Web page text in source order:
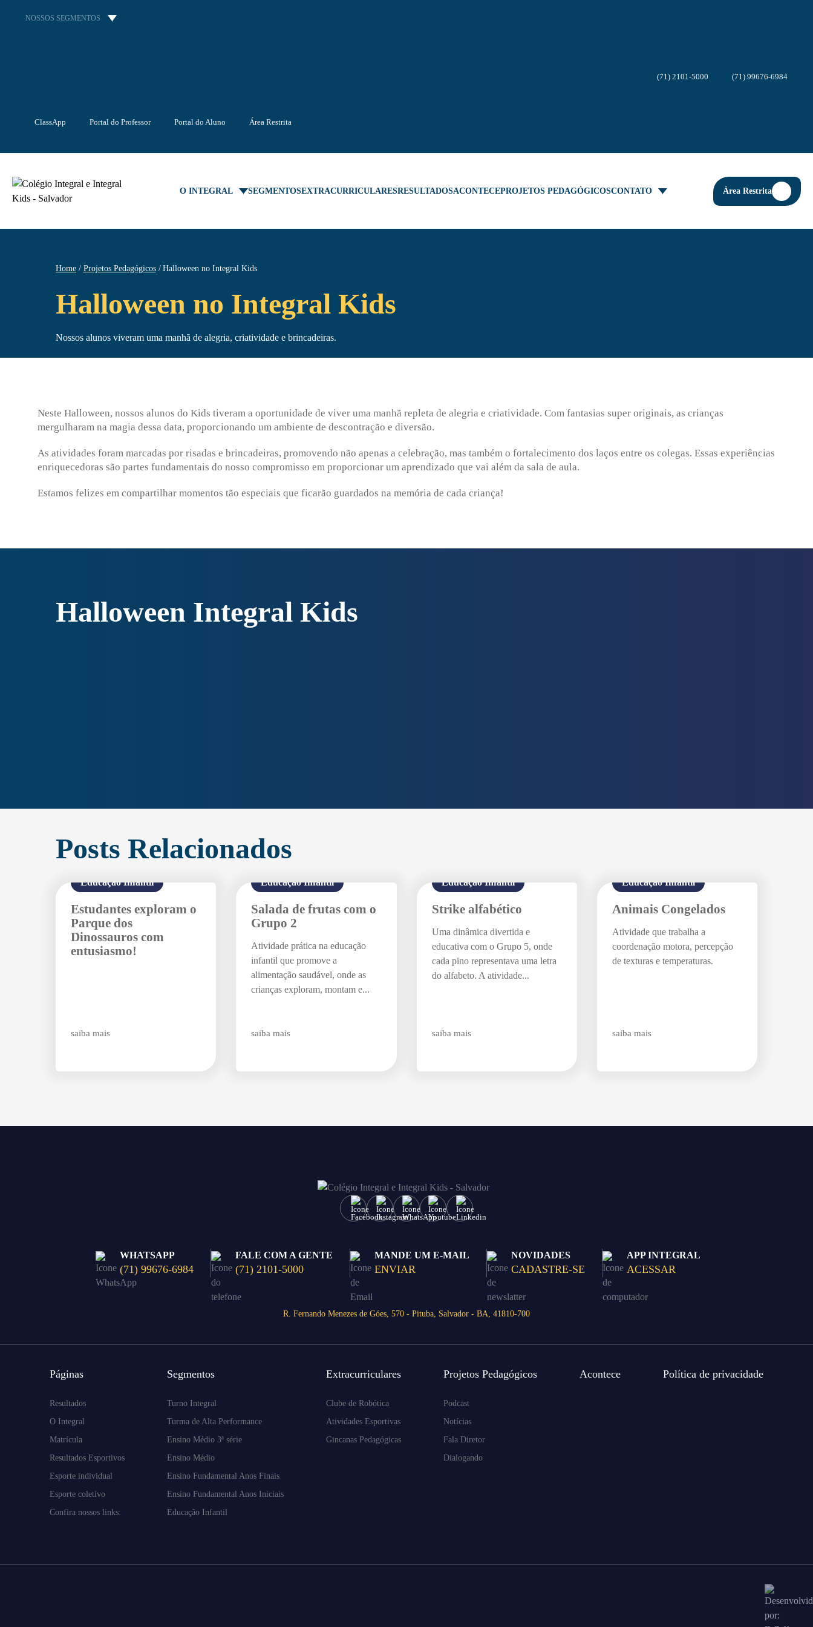
NOSSOS SEGMENTOS
ClassApp Portal do Professor Portal do Aluno Área Restrita
(71) 2101-5000 (71) 99676-6984
O INTEGRAL SEGMENTOSEXTRACURRICULARESRESULTADOSACONTECEPROJETOS PEDAGÓGICOSCONTATO Área Restrita
Home Projetos Pedagógicos Halloween no Integral Kids
Halloween no Integral Kids
Nossos alunos viveram uma manhã de alegria, criatividade e brincadeiras.
Neste Halloween, nossos alunos do Kids tiveram a oportunidade de viver uma manhã repleta de alegria e criatividade. Com fantasias super originais, as crianças
mergulharam na magia dessa data, proporcionando um ambiente de descontração e diversão.
As atividades foram marcadas por risadas e brincadeiras, promovendo não apenas a celebração, mas também o fortalecimento dos laços entre os colegas. Essas experiências
enriquecedoras são partes fundamentais do nosso compromisso em proporcionar um aprendizado que vai além da sala de aula.
Estamos felizes em compartilhar momentos tão especiais que ficarão guardados na memória de cada criança!
Halloween Integral Kids
Posts Relacionados
Educação Infantil
Estudantes exploram o
Parque dos
Dinossauros com
entusiasmo!
saiba mais
Educação Infantil
Salada de frutas com o
Grupo 2
Atividade prática na educação
infantil que promove a
alimentação saudável, onde as
crianças exploram, montam e...
saiba mais
Educação Infantil
Strike alfabético
Uma dinâmica divertida e
educativa com o Grupo 5, onde
cada pino representava uma letra
do alfabeto. A atividade...
saiba mais
Educação Infantil
Animais Congelados
Atividade que trabalha a
coordenação motora, percepção
de texturas e temperaturas.
saiba mais
WHATSAPP
(71) 99676-6984
FALE COM A GENTE
(71) 2101-5000
MANDE UM E-MAIL
ENVIAR
NOVIDADES
CADASTRE-SE
APP INTEGRAL
ACESSAR
R. Fernando Menezes de Góes, 570 - Pituba, Salvador - BA, 41810-700
Páginas
Resultados
O Integral
Matrícula
Resultados Esportivos
Esporte individual
Esporte coletivo
Confira nossos links:
Segmentos
Turno Integral
Turma de Alta Performance
Ensino Médio 3ª série
Ensino Médio
Ensino Fundamental Anos Finais
Ensino Fundamental Anos Iniciais
Educação Infantil
Extracurriculares
Clube de Robótica
Atividades Esportivas
Gincanas Pedagógicas
Projetos Pedagógicos
Podcast
Notícias
Fala Diretor
Dialogando
Acontece Política de privacidade